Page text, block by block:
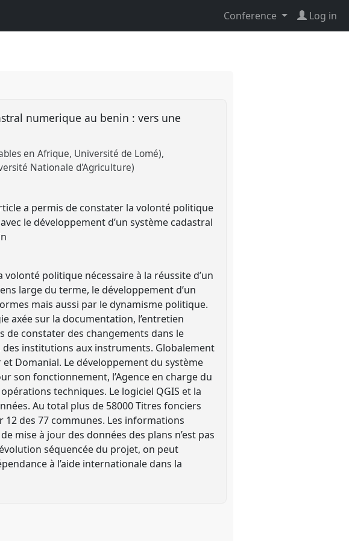
Conference Log in
numerique au benin : vers une
en Afrique, Université de Lomé)
Nationale d'Agriculture)
a permis de constater la volonté politique
le développement d’un système cadastral
politique nécessaire à la réussite d’un
large du terme, le développement d’un
mais aussi par le dynamisme politique.
axée sur la documentation, l’entretien
de constater des changements dans le
institutions aux instruments. Globalement
Domanial. Le développement du système
son fonctionnement, l’Agence en charge du
techniques. Le logiciel QGIS et la
Au total plus de 58000 Titres fonciers
des 77 communes. Les informations
mise à jour des données des plans n’est pas
séquencée du projet, on peut
à l’aide internationale dans la